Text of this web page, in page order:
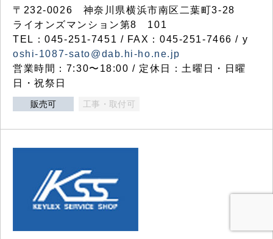
〒232-0026 神奈川県横浜市南区二葉町3-28
ライオンズマンション第8 101
TEL：045-251-7451 / FAX：045-251-7466 / y
oshi-1087-sato@dab.hi-ho.ne.jp
営業時間：7:30〜18:00 / 定休日：土曜日・日曜
日・祝祭日
販売可 工事・取付可